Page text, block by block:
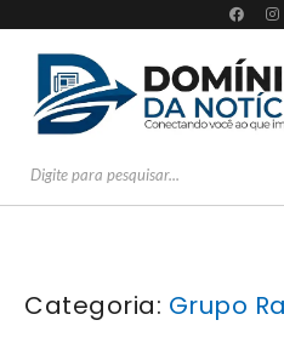
Categoria: Grupo